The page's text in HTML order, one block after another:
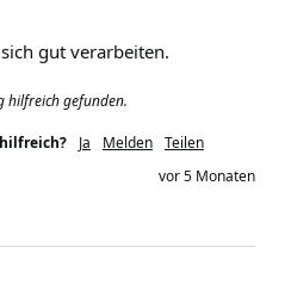
gut verarbeiten.
hilfreich gefunden.
Ja Melden Teilen
vor 5 Monaten